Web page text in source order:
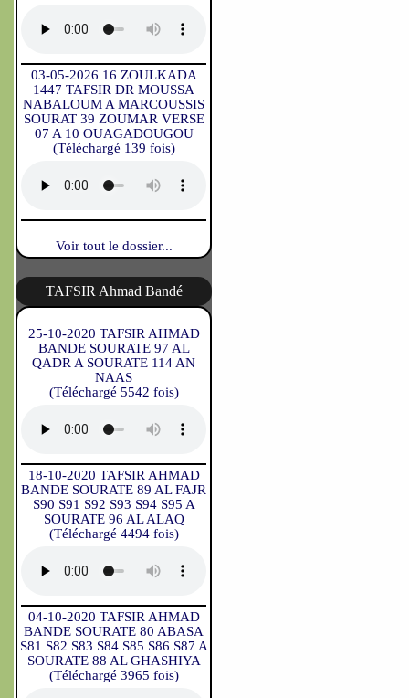
03-05-2026 16 ZOULKADA
1447 TAFSIR DR MOUSSA
NABALOUM A MARCOUSSIS
SOURAT 39 ZOUMAR VERSE
07 A 10 OUAGADOUGOU
(Téléchargé 139 fois)
Voir tout le dossier...
TAFSIR Ahmad Bandé
25-10-2020 TAFSIR AHMAD
BANDE SOURATE 97 AL
QADR A SOURATE 114 AN
NAAS
(Téléchargé 5542 fois)
18-10-2020 TAFSIR AHMAD
BANDE SOURATE 89 AL FAJR
S90 S91 S92 S93 S94 S95 A
SOURATE 96 AL ALAQ
(Téléchargé 4494 fois)
04-10-2020 TAFSIR AHMAD
BANDE SOURATE 80 ABASA
S81 S82 S83 S84 S85 S86 S87 A
SOURATE 88 AL GHASHIYA
(Téléchargé 3965 fois)